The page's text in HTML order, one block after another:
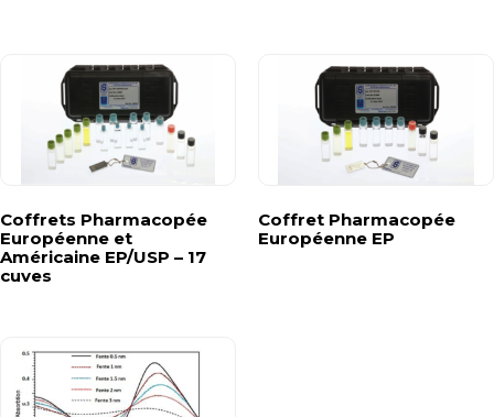
Coffrets Pharmacopée
Européenne et
Américaine EP/USP – 17
cuves
Coffret Pharmacopée
Européenne EP